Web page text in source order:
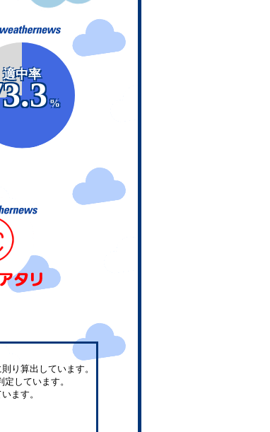
適中率
%
り算出しています。
しています。
ます。